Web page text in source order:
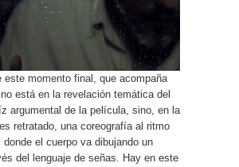
este momento final, que acompaña
está en la revelación temática del
argumental de la película, sino, en la
retratado, una coreografía al ritmo
donde el cuerpo va dibujando un
del lenguaje de señas. Hay en este